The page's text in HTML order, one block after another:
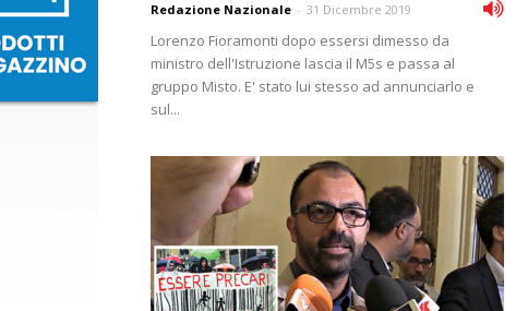
Redazione Nazionale - 31 Dicembre 2019
Lorenzo Fioramonti dopo essersi dimesso da
ministro dell'Istruzione lascia il M5s e passa al
gruppo Misto. E' stato lui stesso ad annunciarlo e
sul...